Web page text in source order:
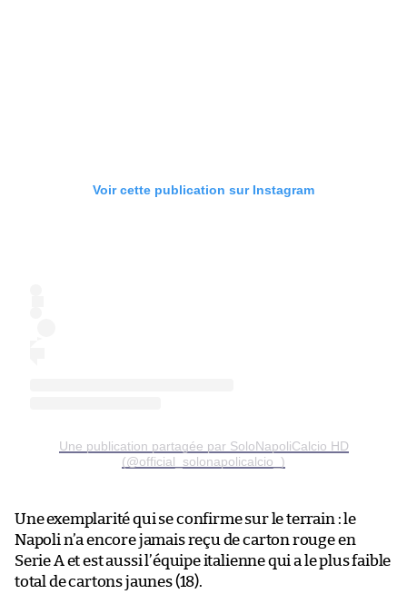
Voir cette publication sur Instagram
Une publication partagée par SoloNapoliCalcio HD
(@official_solonapolicalcio_)
Une exemplarité qui se confirme sur le terrain : le
Napoli n’a encore jamais reçu de carton rouge en
Serie A et est aussi l’équipe italienne qui a le plus faible
total de cartons jaunes (18).